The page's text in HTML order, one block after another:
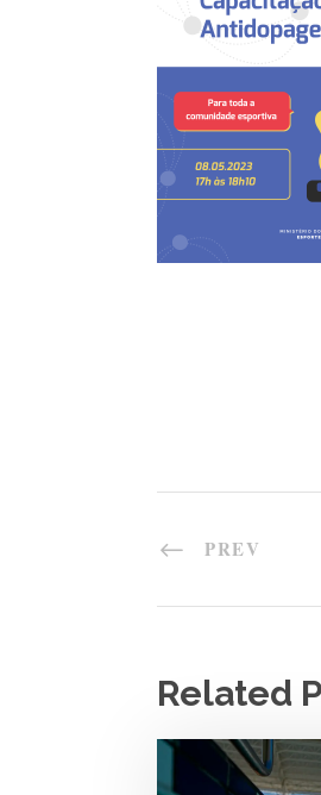
PREV
Related